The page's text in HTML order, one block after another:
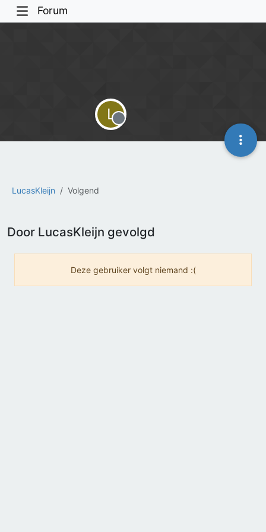
Forum
LucasKleijn Volgend
L
Offline
Door LucasKleijn gevolgd
Deze gebruiker volgt niemand :(